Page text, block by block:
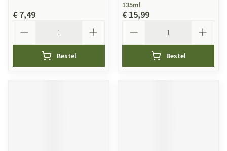
€ 7,49
Bestel
135ml
€ 15,99
Bestel